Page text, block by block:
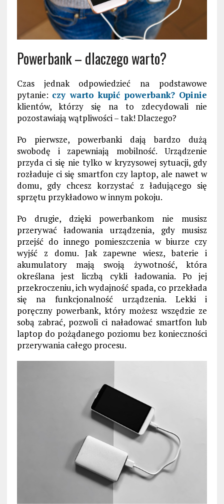
Powerbank – dlaczego warto?
Czas jednak odpowiedzieć na podstawowe
pytanie: czy warto kupić powerbank? Opinie
klientów, którzy się na to zdecydowali nie
pozostawiają wątpliwości – tak! Dlaczego?
Po pierwsze, powerbanki dają bardzo dużą
swobodę i zapewniają mobilność. Urządzenie
przyda ci się nie tylko w kryzysowej sytuacji, gdy
rozładuje ci się smartfon czy laptop, ale nawet w
domu, gdy chcesz korzystać z ładującego się
sprzętu przykładowo w innym pokoju.
Po drugie, dzięki powerbankom nie musisz
przerywać ładowania urządzenia, gdy musisz
przejść do innego pomieszczenia w biurze czy
wyjść z domu. Jak zapewne wiesz, baterie i
akumulatory mają swoją żywotność, która
określana jest liczbą cykli ładowania. Po jej
przekroczeniu, ich wydajność spada, co przekłada
się na funkcjonalność urządzenia. Lekki i
poręczny powerbank, który możesz wszędzie ze
sobą zabrać, pozwoli ci naładować smartfon lub
laptop do pożądanego poziomu bez konieczności
przerywania całego procesu.